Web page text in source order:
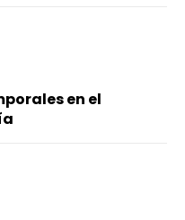
en el